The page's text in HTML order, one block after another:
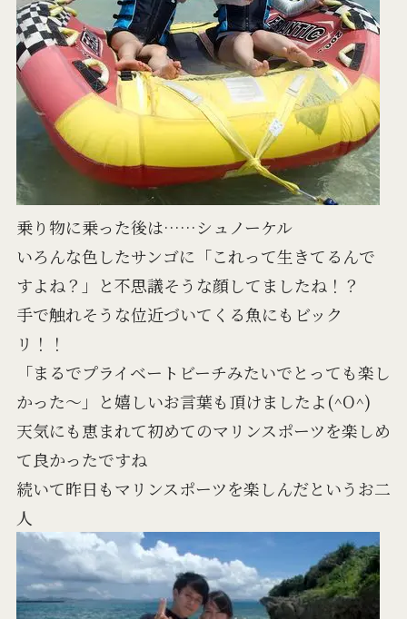
乗り物に乗った後は……シュノーケル
いろんな色したサンゴに「これって生きてるんで
すよね？」と不思議そうな顔してましたね！？
手で触れそうな位近づいてくる魚にもビック
リ！！
「まるでプライベートビーチみたいでとっても楽し
かった～」と嬉しいお言葉も頂けましたよ(^O^)
天気にも恵まれて初めてのマリンスポーツを楽しめ
て良かったですね
続いて昨日もマリンスポーツを楽しんだというお二
人